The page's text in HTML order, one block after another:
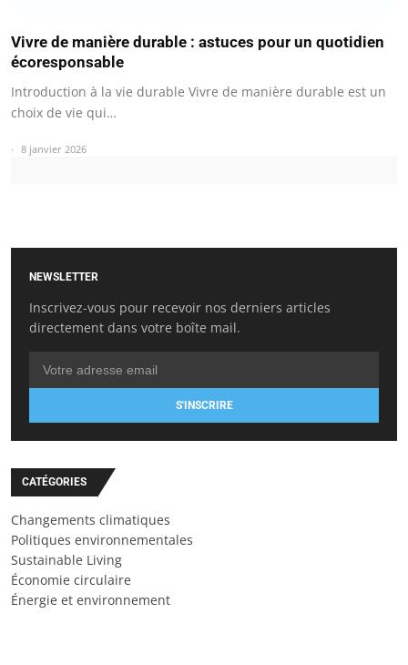
Vivre de manière durable : astuces pour un quotidien
écoresponsable
Introduction à la vie durable Vivre de manière durable est un
choix de vie qui…
8 janvier 2026
NEWSLETTER
Inscrivez-vous pour recevoir nos derniers articles
directement dans votre boîte mail.
S'INSCRIRE
CATÉGORIES
Changements climatiques
Politiques environnementales
Sustainable Living
Économie circulaire
Énergie et environnement